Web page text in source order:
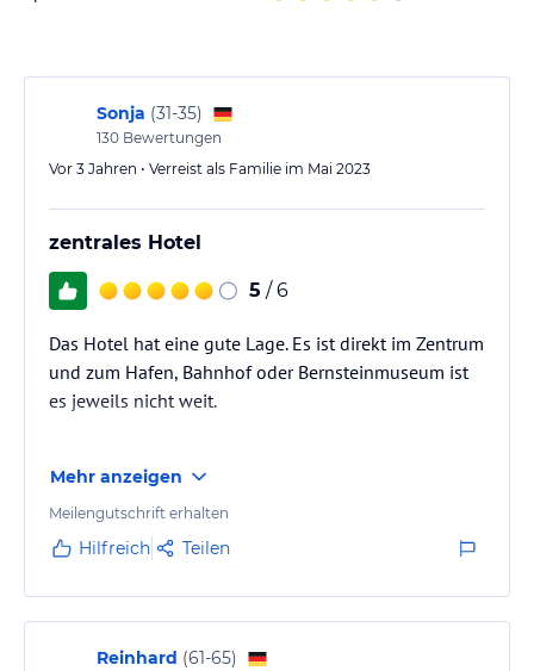
Das Hotel Wilhelmsruh bietet Ihnen eine Vielzahl von
an einem der angebotenen Wander- und Radausflüge teil, um die
schöne Küste von Mecklenburg-Vorpommern zu erkunden.
Hinweis:
Verfasst von HolidayCheck mit Hilfe von KI. Alle
verbindlichenAngebotsdetailsdes jeweiligen Veranstalters.
Sonja (31-35)
130 Bewertungen
Vor 3 Jahren • Verreist als Familie im Mai 2023
zentrales Hotel
5 / 6
Das Hotel hat eine gute Lage. Es ist direkt im Zentrum
und zum Hafen, Bahnhof oder Bernsteinmuseum ist
es jeweils nicht weit.
nichts gefehlt. Die Vorhänge waren allerdings
ziemlich hell und zum Verdunkeln leider nicht gut
geeignet.
Mehr anzeigen
Meilengutschrift erhalten
Hilfreich Teilen
Reinhard (61-65)